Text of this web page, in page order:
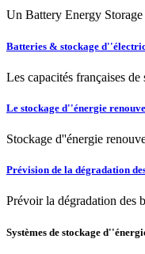
Un Battery Energy Storage
Batteries & stockage
Les capacités françaises
Le stockage d''énergie
Stockage d''énergie
Prévision de la dégradation
Prévoir la dégradation des
Systèmes de stockage